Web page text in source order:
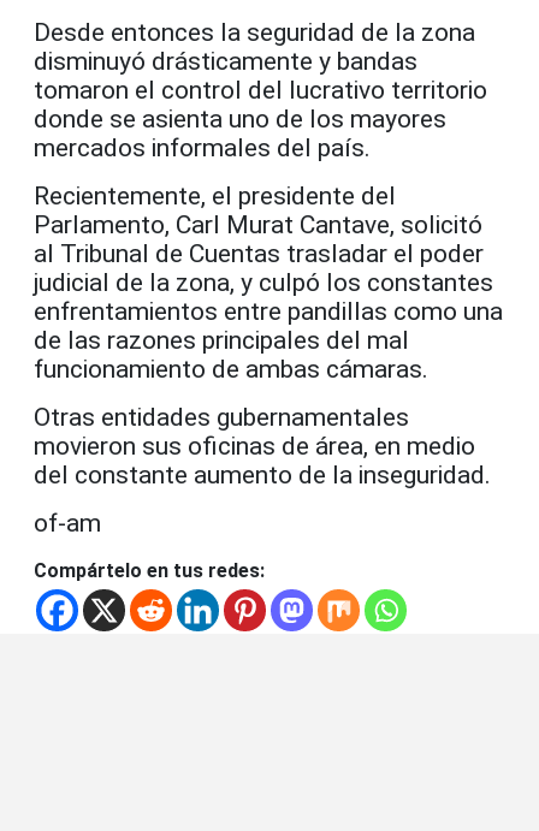
Desde entonces la seguridad de la zona
disminuyó drásticamente y bandas
tomaron el control del lucrativo territorio
donde se asienta uno de los mayores
mercados informales del país.
Recientemente, el presidente del
Parlamento, Carl Murat Cantave, solicitó
al Tribunal de Cuentas trasladar el poder
judicial de la zona, y culpó los constantes
enfrentamientos entre pandillas como una
de las razones principales del mal
funcionamiento de ambas cámaras.
Otras entidades gubernamentales
movieron sus oficinas de área, en medio
del constante aumento de la inseguridad.
of-am
Compártelo en tus redes: